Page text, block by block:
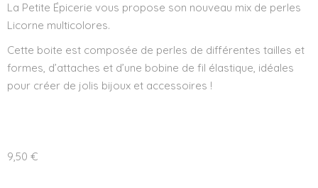
La Petite Épicerie vous propose son nouveau mix de perles
Licorne multicolores.
Cette boite est composée de perles de différentes tailles et
formes, d’attaches et d’une bobine de fil élastique, idéales
pour créer de jolis bijoux et accessoires !
9,50 €